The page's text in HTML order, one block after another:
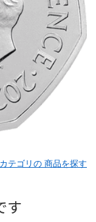
テゴリの 商品を探す
す